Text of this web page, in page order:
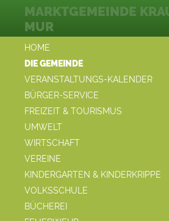
HOME
DIE GEMEINDE
VERANSTALTUNGS-KALENDER
BÜRGER-SERVICE
FREIZEIT & TOURISMUS
UMWELT
WIRTSCHAFT
VEREINE
KINDERGARTEN & KINDERKRIPPE
VOLKSSCHULE
BÜCHEREI
MARKTGEMEINDE
MUR